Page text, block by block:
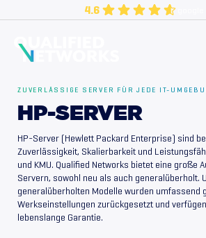
to
4.6
ZUVERLÄSSIGE SERVER FÜR JEDE IT-
HP-SERVER
HP-Server (Hewlett Packard Enterprise) sind
Zuverlässigkeit, Skalierbarkeit und
und KMU. Qualified Networks bietet eine große
Servern, sowohl neu als auch generalüberholt.
generalüberholten Modelle wurden umfassend
Werkseinstellungen zurückgesetzt und
lebenslange Garantie.